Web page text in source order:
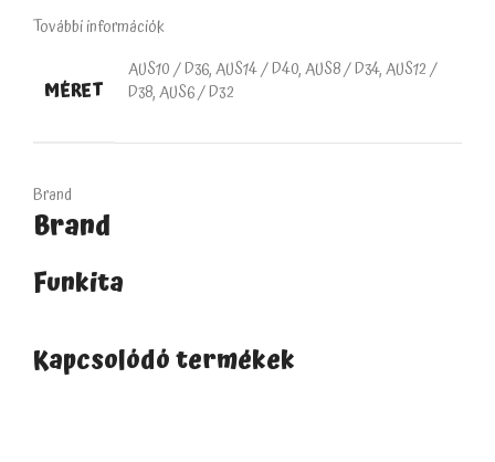
További információk
MÉRET
AUS10 / D36, AUS14 / D40, AUS8 / D34, AUS12 /
D38, AUS6 / D32
Brand
Brand
Funkita
Kapcsolódó termékek